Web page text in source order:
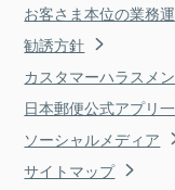
お客さま本位の業務
勧誘方針
カスタマーハラスメ
日本郵便公式アプリ
ソーシャルメディア
サイトマップ